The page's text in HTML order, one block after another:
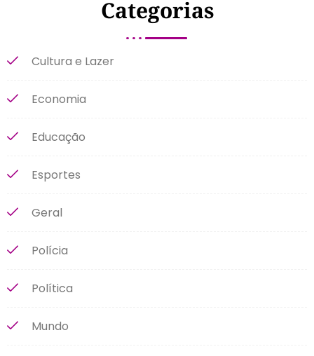
Categorias
Cultura e Lazer
Economia
Educação
Esportes
Geral
Polícia
Política
Mundo